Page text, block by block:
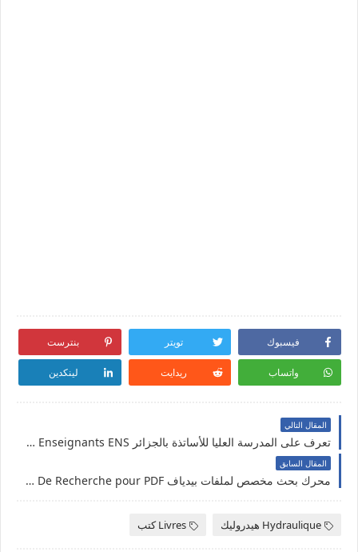
فيسبوك تويتر بنترست
واتساب ريدايت لينكدين
المقال التالي
تعرف على المدرسة العليا للأساتذة بالجزائر Ecole Supérieure des Enseignants ENS
المقال السابق
محرك بحث مخصص لملفات بيدياف Moteur De Recherche pour PDF
Hydraulique هيدروليك Livres كتب